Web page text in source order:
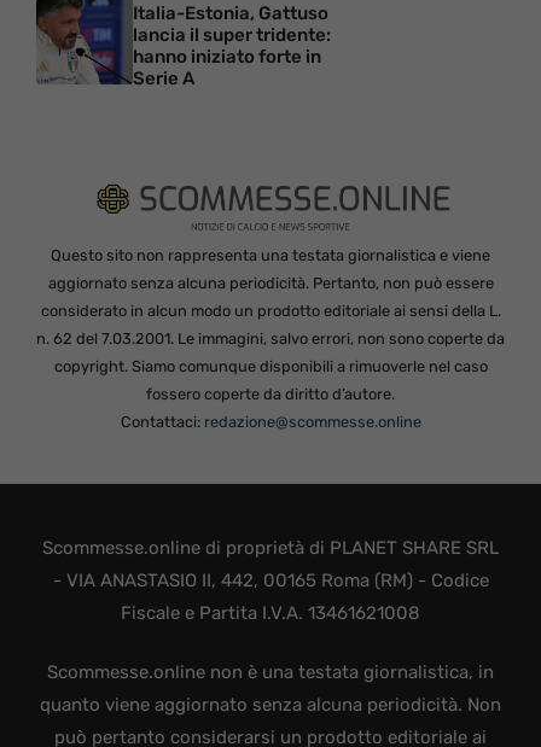
Italia-Estonia, Gattuso
lancia il super tridente:
hanno iniziato forte in
Serie A
Questo sito non rappresenta una testata giornalistica e viene
aggiornato senza alcuna periodicità. Pertanto, non può essere
considerato in alcun modo un prodotto editoriale ai sensi della L.
n. 62 del 7.03.2001. Le immagini, salvo errori, non sono coperte da
copyright. Siamo comunque disponibili a rimuoverle nel caso
fossero coperte da diritto d’autore.
Contattaci: redazione@scommesse.online
Scommesse.online di proprietà di PLANET SHARE SRL
- VIA ANASTASIO II, 442, 00165 Roma (RM) - Codice
Fiscale e Partita I.V.A. 13461621008
Scommesse.online non è una testata giornalistica, in
quanto viene aggiornato senza alcuna periodicità. Non
può pertanto considerarsi un prodotto editoriale ai